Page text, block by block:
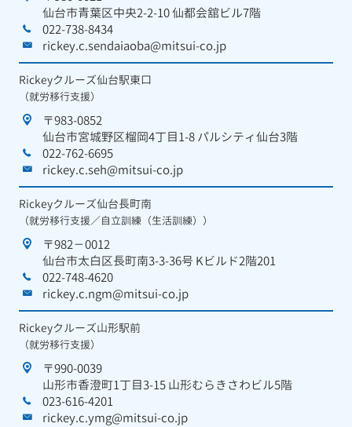
仙台市青葉区中央2-2-10 仙都会舘ビル7階
022-738-8434
rickey.c.sendaiaoba@mitsui-co.jp
Rickeyクルーズ仙台駅東口
（就労移行支援）
〒983-0852
仙台市宮城野区榴岡4丁目1-8 パルシティ仙台3階
022-762-6695
rickey.c.seh@mitsui-co.jp
Rickeyクルーズ仙台長町南
（就労移行支援／自立訓練（生活訓練））
〒982－0012
仙台市太白区長町南3-3-36号 Kビルド2階201
022-748-4620
rickey.c.ngm@mitsui-co.jp
Rickeyクルーズ山形駅前
（就労移行支援）
〒990-0039
山形市香澄町1丁目3-15 山形むらきさわビル5階
023-616-4201
rickey.c.ymg@mitsui-co.jp